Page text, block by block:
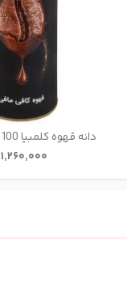
دانه قهوه کلمبیا 100 درصد عربیکا
۱٬۲۶۰٬۰۰۰